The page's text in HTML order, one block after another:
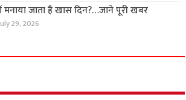
मनाया जाता है खास दिन?…जाने पूरी खबर
29, 2026